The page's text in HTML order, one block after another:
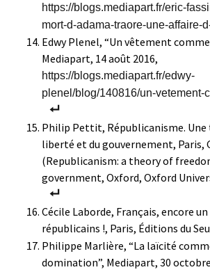
https://blogs.mediapart.fr/eric-
mort-d-adama-traore-une-affaire-
Edwy Plenel, “Un vêtement
Mediapart, 14 août 2016,
https://blogs.mediapart.fr/edwy-
plenel/blog/140816/un-vetement-
Philip Pettit, Républicanisme. Une
liberté et du gouvernement, Paris,
(Republicanism: a theory of
government, Oxford, Oxford
Cécile Laborde, Français, encore
républicains !, Paris, Éditions du
Philippe Marlière, “La laïcité
domination”, Mediapart, 30